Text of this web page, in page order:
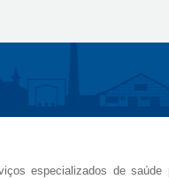
especializados de